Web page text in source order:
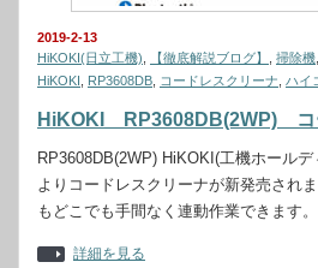
2019-2-13
HiKOKI(日立工機)
【徹底解説ブログ】 掃除機
HiKOKI
RP3608DB コードレスクリーナ ハイ
HiKOKI RP3608DB(2WP) コ
RP3608DB(2WP) HiKOKI(工機ホール
よりコードレスクリーナが新発売され
もどこでも手間なく連動作業できます
詳細を見る